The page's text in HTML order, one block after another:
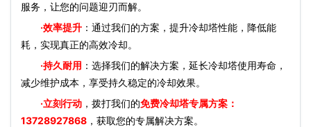
服务，让您的问题迎刃而解。
·效率提升 ：通过我们的方案，提升冷却塔性能，降低能
耗，实现真正的高效冷却。
·持久耐用 ：选择我们的解决方案，延长冷却塔使用寿命，
减少维护成本，享受持久稳定的冷却效果。
·立刻行动 ，拨打我们的免费冷却塔专属方案：
13728927868 ，获取您的专属解决方案。